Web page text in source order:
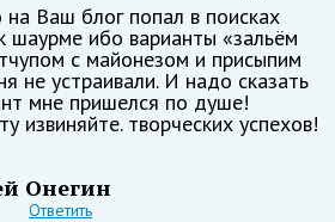
на Ваш блог попал в поисках
шаурме ибо варианты «зальём
с майонезом и присыпим
не устраивали. И надо сказать
мне пришелся по душе!
извиняйте. творческих успехов!
Онегин
Ответить